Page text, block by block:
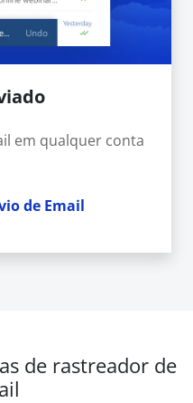
em qualquer conta
de Email
de rastreador de